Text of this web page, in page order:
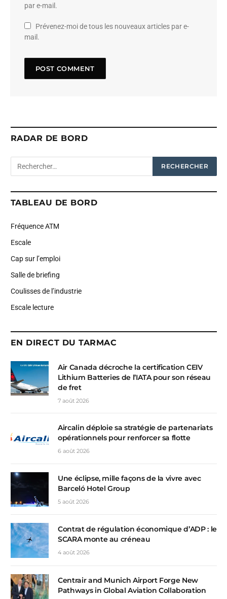
par e-mail.
Prévenez-moi de tous les nouveaux articles par e-
mail.
RADAR DE BORD
TABLEAU DE BORD
Fréquence ATM
Escale
Cap sur l’emploi
Salle de briefing
Coulisses de l’industrie
Escale lecture
EN DIRECT DU TARMAC
Air Canada décroche la certification CEIV
Lithium Batteries de l’IATA pour son réseau
de fret
7 août 2026
Aircalin déploie sa stratégie de partenariats
opérationnels pour renforcer sa flotte
6 août 2026
Une éclipse, mille façons de la vivre avec
Barceló Hotel Group
5 août 2026
Contrat de régulation économique d’ADP : le
SCARA monte au créneau
4 août 2026
Centrair and Munich Airport Forge New
Pathways in Global Aviation Collaboration